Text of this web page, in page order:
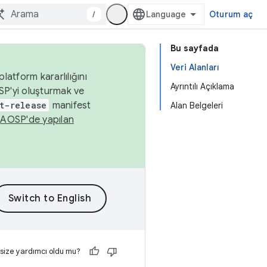
/ Oturum aç
Bu sayfada
Veri Alanları
Ayrıntılı Açıklama
Alan Belgeleri
kararlılığını
oluşturmak ve
release manifest
AOSP'de yapılan
yardımcı oldu mu?